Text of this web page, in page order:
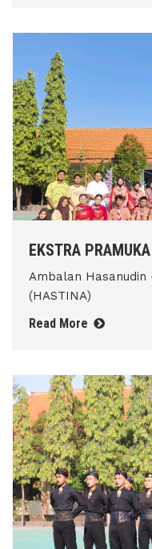
EKSTRA PRAMUKA
Ambalan
(HASTINA)
Read More